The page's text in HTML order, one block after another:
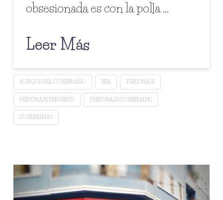
obsesionada es con la polla …
Leer Más
AUNQUE SEA SU HERMANO BEA PERSONAJE
PERSONAJE PERVERSO PERSONAJE SU HERMANO
SU HERMANO